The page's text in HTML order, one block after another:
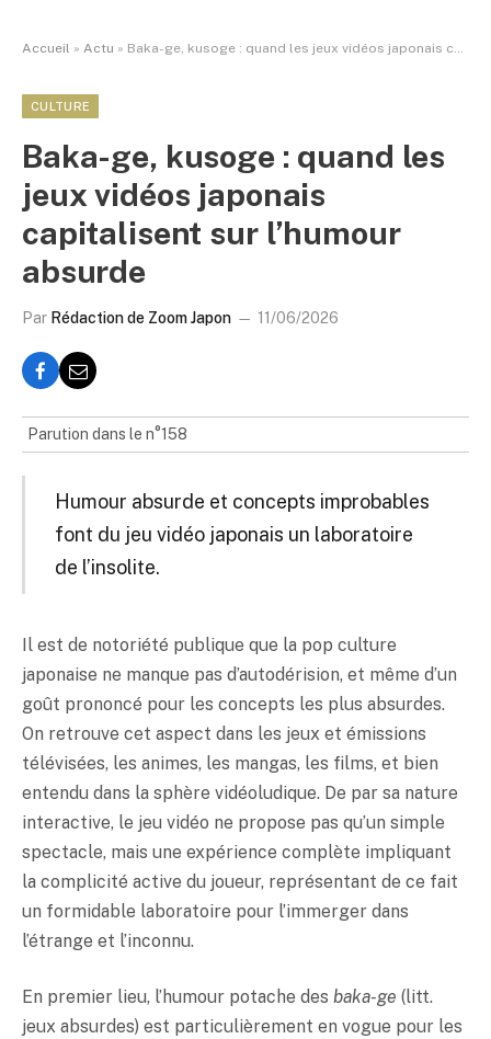
Accueil » Actu » Baka-ge, kusoge : quand les jeux vidéos japonais capitalisent sur l’humour absurde
CULTURE
Baka-ge, kusoge : quand les
jeux vidéos japonais
capitalisent sur l’humour
absurde
Par Rédaction de Zoom Japon 11/06/2026
Parution dans le n°158
Humour absurde et concepts improbables
font du jeu vidéo japonais un laboratoire
de l’insolite.
Il est de notoriété publique que la pop culture
japonaise ne manque pas d’autodérision, et même d’un
goût prononcé pour les concepts les plus absurdes.
On retrouve cet aspect dans les jeux et émissions
télévisées, les animes, les mangas, les films, et bien
entendu dans la sphère vidéoludique. De par sa nature
interactive, le jeu vidéo ne propose pas qu’un simple
spectacle, mais une expérience complète impliquant
la complicité active du joueur, représentant de ce fait
un formidable laboratoire pour l’immerger dans
l’étrange et l’inconnu.
En premier lieu, l’humour potache des baka-ge (litt.
jeux absurdes) est particulièrement en vogue pour les